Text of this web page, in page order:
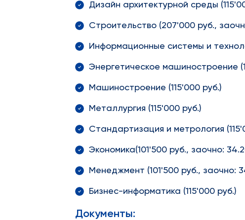
Дизайн архитектурной среды
Строительство (207'000 руб.,
Информационные системы и
Энергетическое машиностроение
Машиностроение (115'000 руб.)
Металлургия (115'000 руб.)
Стандартизация и метрология
Экономика(101'500 руб., заочно:
Менеджмент (101'500 руб., заочно:
Бизнес-информатика (115'000 руб.)
Документы: